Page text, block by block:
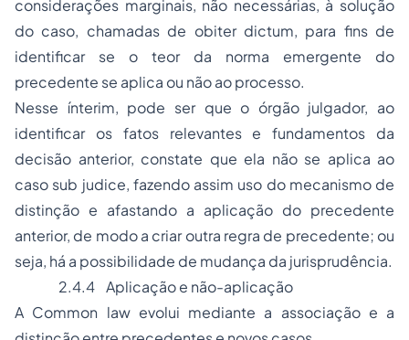
considerações marginais, não necessárias, à solução
do caso, chamadas de obiter dictum, para fins de
identificar se o teor da norma emergente do
precedente se aplica ou não ao processo.
Nesse ínterim, pode ser que o órgão julgador, ao
identificar os fatos relevantes e fundamentos da
decisão anterior, constate que ela não se aplica ao
caso sub judice, fazendo assim uso do mecanismo de
distinção e afastando a aplicação do precedente
anterior, de modo a criar outra regra de precedente; ou
seja, há a possibilidade de mudança da jurisprudência.
2.4.4 Aplicação e não-aplicação
A Common law evolui mediante a associação e a